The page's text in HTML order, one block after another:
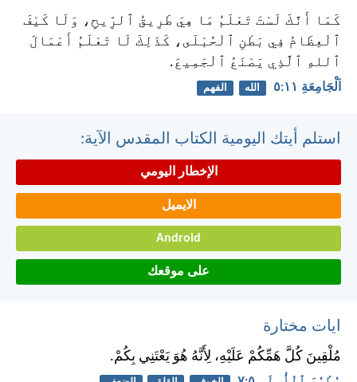
كَمَا أَنَّكَ لَسْتَ تَعْلَمُ مَا هِيَ طَرِيقُ ٱلرِّيحِ، وَلَا كَيْفَ
ٱلْعِظَامُ فِي بَطْنِ ٱلْحُبْلَى، كَذَلِكَ لَا تَعْلَمُ أَعْمَالَ
ٱللهِ ٱلَّذِي يَصْنَعُ ٱلْجَمِيعَ.
اَلْجَامِعَةِ ١١:‏٥ الله الفهم
استلم أيتك اليومية الكتاب المقدس الآية:
الإخطار اليومي
الايميل
Android
على موقعك
ايات مختارة
مُلْقِينَ كُلَّ هَمِّكُمْ عَلَيْهِ، لِأَنَّهُ هُوَ يَعْتَنِي بِكُمْ.